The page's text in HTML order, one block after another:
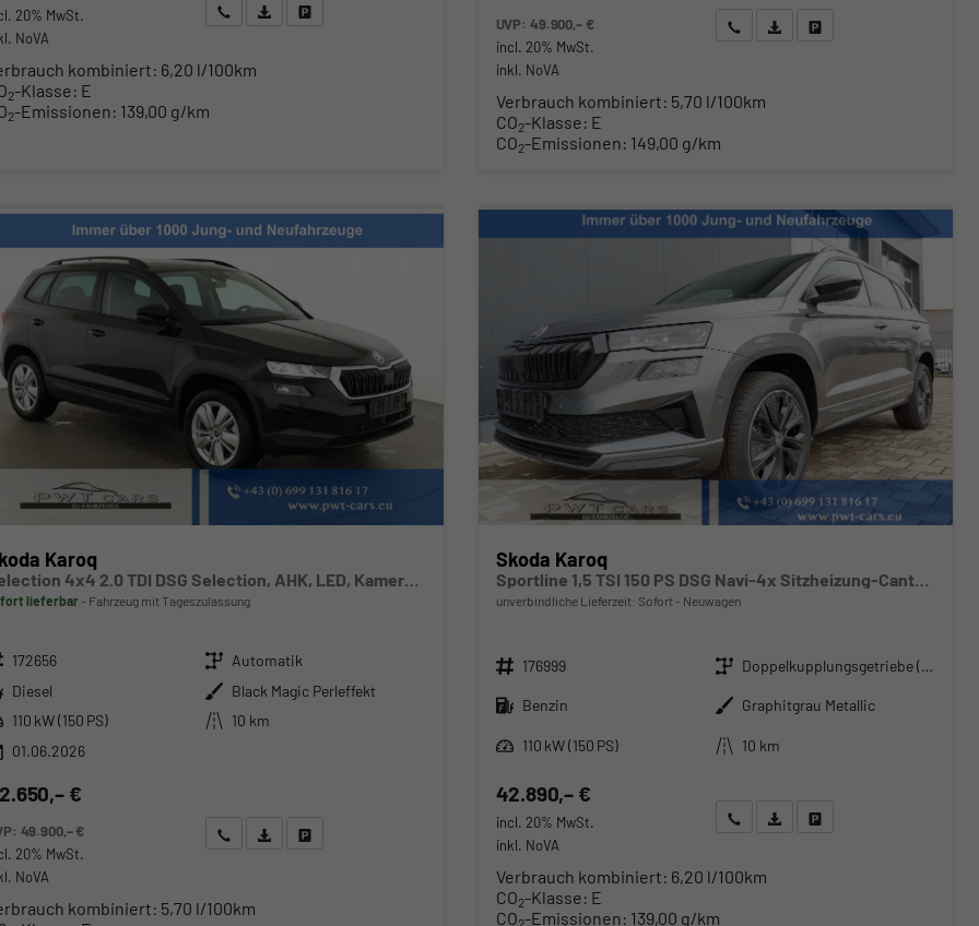
20% MwSt.
NoVA
Wir rufen Sie anAngebot drucken (PDF)
kombiniert: 6,20 l/100km
2-Klasse: E
2-Emissionen: 139,00 g/km
UVP: 49.900,– €
incl. 20% MwSt.
inkl. NoVA
Wir rufen Sie anAngebot drucken (PDF)
Fahrzeug parken
Verbrauch kombiniert: 5,70 l/100km
CO2-Klasse: E
CO2-Emissionen: 149,00 g/km
Karoq
Selection 4x4 2.0 TDI DSG Selection, AHK, LED, Kamera, Winter, 4 J.-Garantie
lieferbar Fahrzeug mit Tageszulassung
172656 Getriebe Automatik
Diesel Außenfarbe Black Magic Perleffekt
110 kW (150 PS) Kilometerstand
10 km
01.06.2026
€
49.900,– €
20% MwSt.
NoVA
Wir rufen Sie anAngebot drucken (PDF)
kombiniert: 5,70 l/100km
Skoda Karoq
Sportline 1,5 TSI 150 PS DSG Navi-4x Sitzheizung-Canton Sound-Anhängerkupplung-LED-Matrix-AppleCarPlay-Android-Auto-ACC-Kessy-2-Zonen-Klimaautomatik-18''Alu-Sofort
unverbindliche Lieferzeit: Sofort Neuwagen
Fahrzeugnr. 176999 Getriebe
Doppelkupplungsgetriebe (DSG)
Kraftstoff Benzin Außenfarbe Graphitgrau Metallic
Leistung 110 kW (150 PS) Kilometerstand 10 km
42.890,– €
incl. 20% MwSt.
inkl. NoVA
Wir rufen Sie anAngebot drucken (PDF)
Fahrzeug parken
Verbrauch kombiniert: 6,20 l/100km
CO2-Klasse: E
CO -Emissionen: 139,00 g/km